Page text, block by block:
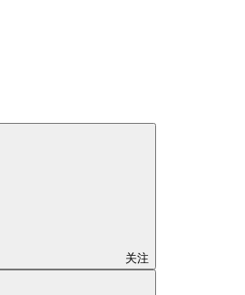
关注